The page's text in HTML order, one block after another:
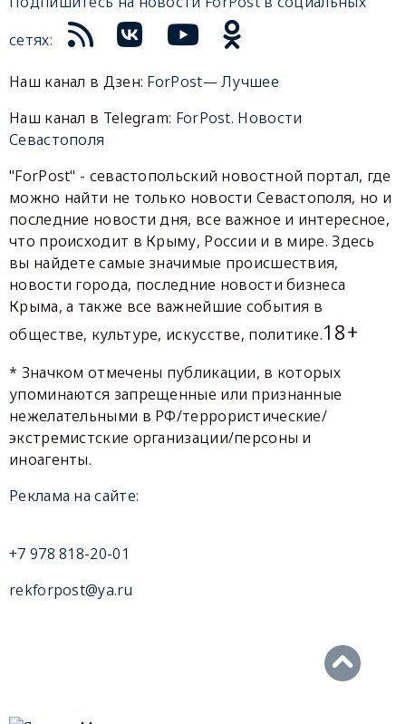
сетях:
Наш канал в Дзен: ForPost— Лучшее
Наш канал в Telegram: ForPost. Новости
Севастополя
"ForPost" - севастопольский новостной портал, где
можно найти не только новости Севастополя, но и
последние новости дня, все важное и интересное,
что происходит в Крыму, России и в мире. Здесь
вы найдете самые значимые происшествия,
новости города, последние новости бизнеса
Крыма, а также все важнейшие события в
обществе, культуре, искусстве, политике.18+
* Значком отмечены публикации, в которых
упоминаются запрещенные или признанные
нежелательными в РФ/террористические/
экстремистские организации/персоны и
иноагенты.
Реклама на сайте:
+7 978 818-20-01
rekforpost@ya.ru